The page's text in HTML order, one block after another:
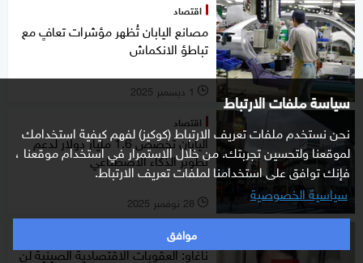
سياسة ملفات الارتباط
نحن نستخدم ملفات تعريف الارتباط (كوكيز) لفهم كيفية استخدامك
لموقعنا ولتحسين تجربتك. من خلال الاستمرار في استخدام موقعنا ،
فإنك توافق على استخدامنا لملفات تعريف الارتباط.
سياسية الخصوصية
موافق
اقتصاد
مصانع اليابان تُظهر مؤشرات تعافٍ مع
تباطؤ الانكماش
l 1 ديسمبر 2025
اقتصاد
اليابان تخصص 1.6 مليار دولار لدعم
تطوير الذكاء الاصطناعي
l 28 نوفمبر 2025
اقتصاد
ناغاو: العقوبات الاقتصادية الصينية لن